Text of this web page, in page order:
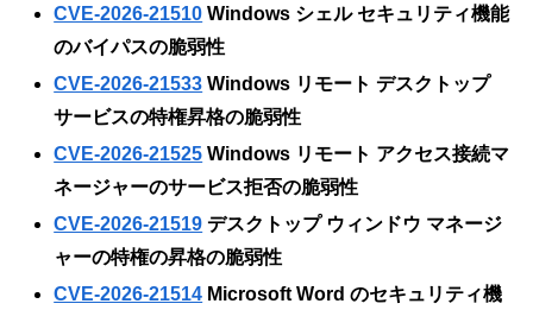
CVE-2026-21510 Windows シェル セキュリティ機能
のバイパスの脆弱性
CVE-2026-21533 Windows リモート デスクトップ
サービスの特権昇格の脆弱性
CVE-2026-21525 Windows リモート アクセス接続マ
ネージャーのサービス拒否の脆弱性
CVE-2026-21519 デスクトップ ウィンドウ マネージ
ャーの特権の昇格の脆弱性
CVE-2026-21514 Microsoft Word のセキュリティ機